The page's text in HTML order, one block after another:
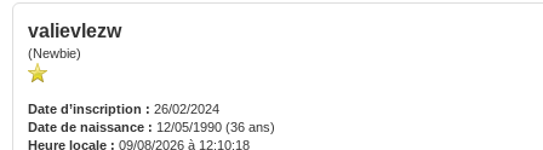
valievlezw
(Newbie)
Date d’inscription : 26/02/2024
Date de naissance : 12/05/1990 (36 ans)
Heure locale : 09/08/2026 à 12:10:18